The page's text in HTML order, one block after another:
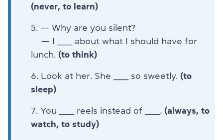
(never, to learn)
— Why are you silent?
— I ______ about what I should have for
lunch. (to think)
Look at her. She ______ so sweetly. (to
sleep)
You ______ reels instead of ______.
(always, to
watch, to study)